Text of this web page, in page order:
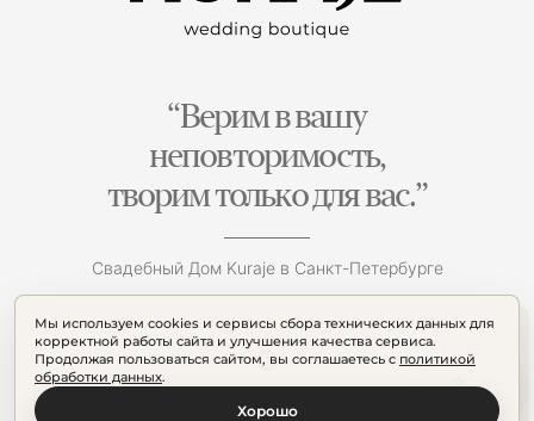
Мы используем cookies и сервисы сбора технических данных для
корректной работы сайта и улучшения качества сервиса.
Продолжая пользоваться сайтом, вы соглашаетесь с политикой
обработки данных.
Хорошо
“Верим в вашу
неповторимость,
творим только для вас.”
Свадебный Дом Kuraje в Санкт-Петербурге